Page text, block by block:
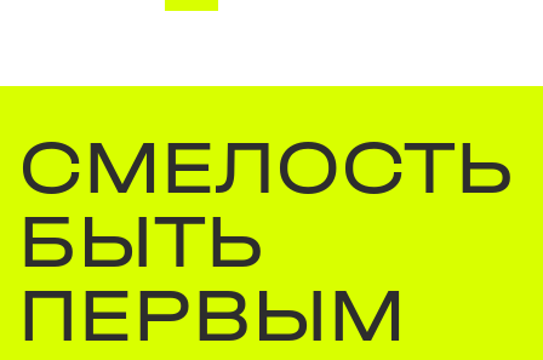
СМЕЛОСТЬ
БЫТЬ
ПЕРВЫМ